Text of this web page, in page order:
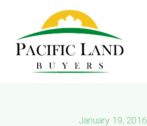
content
January 19, 2016